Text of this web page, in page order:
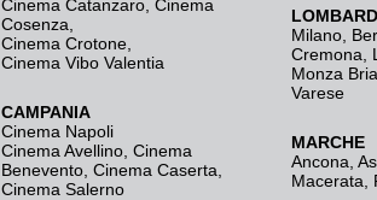
Cinema Catanzaro Cinema
Cosenza
Cinema Crotone
Cinema Vibo Valentia
CAMPANIA
Cinema Napoli
Cinema Avellino Cinema
Benevento Cinema Caserta
Cinema Salerno
Milano
Cremona
Monza
Varese
MARCHE
Ancona
Macerata